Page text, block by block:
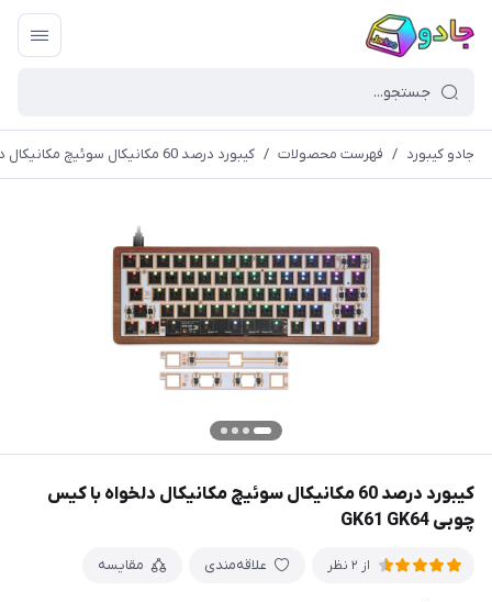
جادو کیبورد / فهرست محصولات / کیبورد درصد 60 مکانیکال سوئیچ مکانیکال دلخواه با کیس چوبی GK61 GK64
کیبورد درصد 60 مکانیکال سوئیچ مکانیکال دلخواه با کیس
چوبی GK61 GK64
از 2 نظر علاقه‌مندی مقایسه